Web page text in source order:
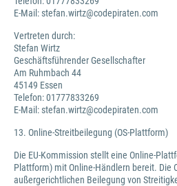
E-Mail: stefan.wirtz@codepiraten.com
Vertreten durch:
Stefan Wirtz
Geschäftsführender Gesellschafter
Am Ruhmbach 44
45149 Essen
Telefon: 01777833269
E-Mail: stefan.wirtz@codepiraten.com
13. Online-Streitbeilegung (OS-Plattform)
Die EU-Kommission stellt eine Online-
Plattform) mit Online-Händlern bereit. Die
außergerichtlichen Beilegung von